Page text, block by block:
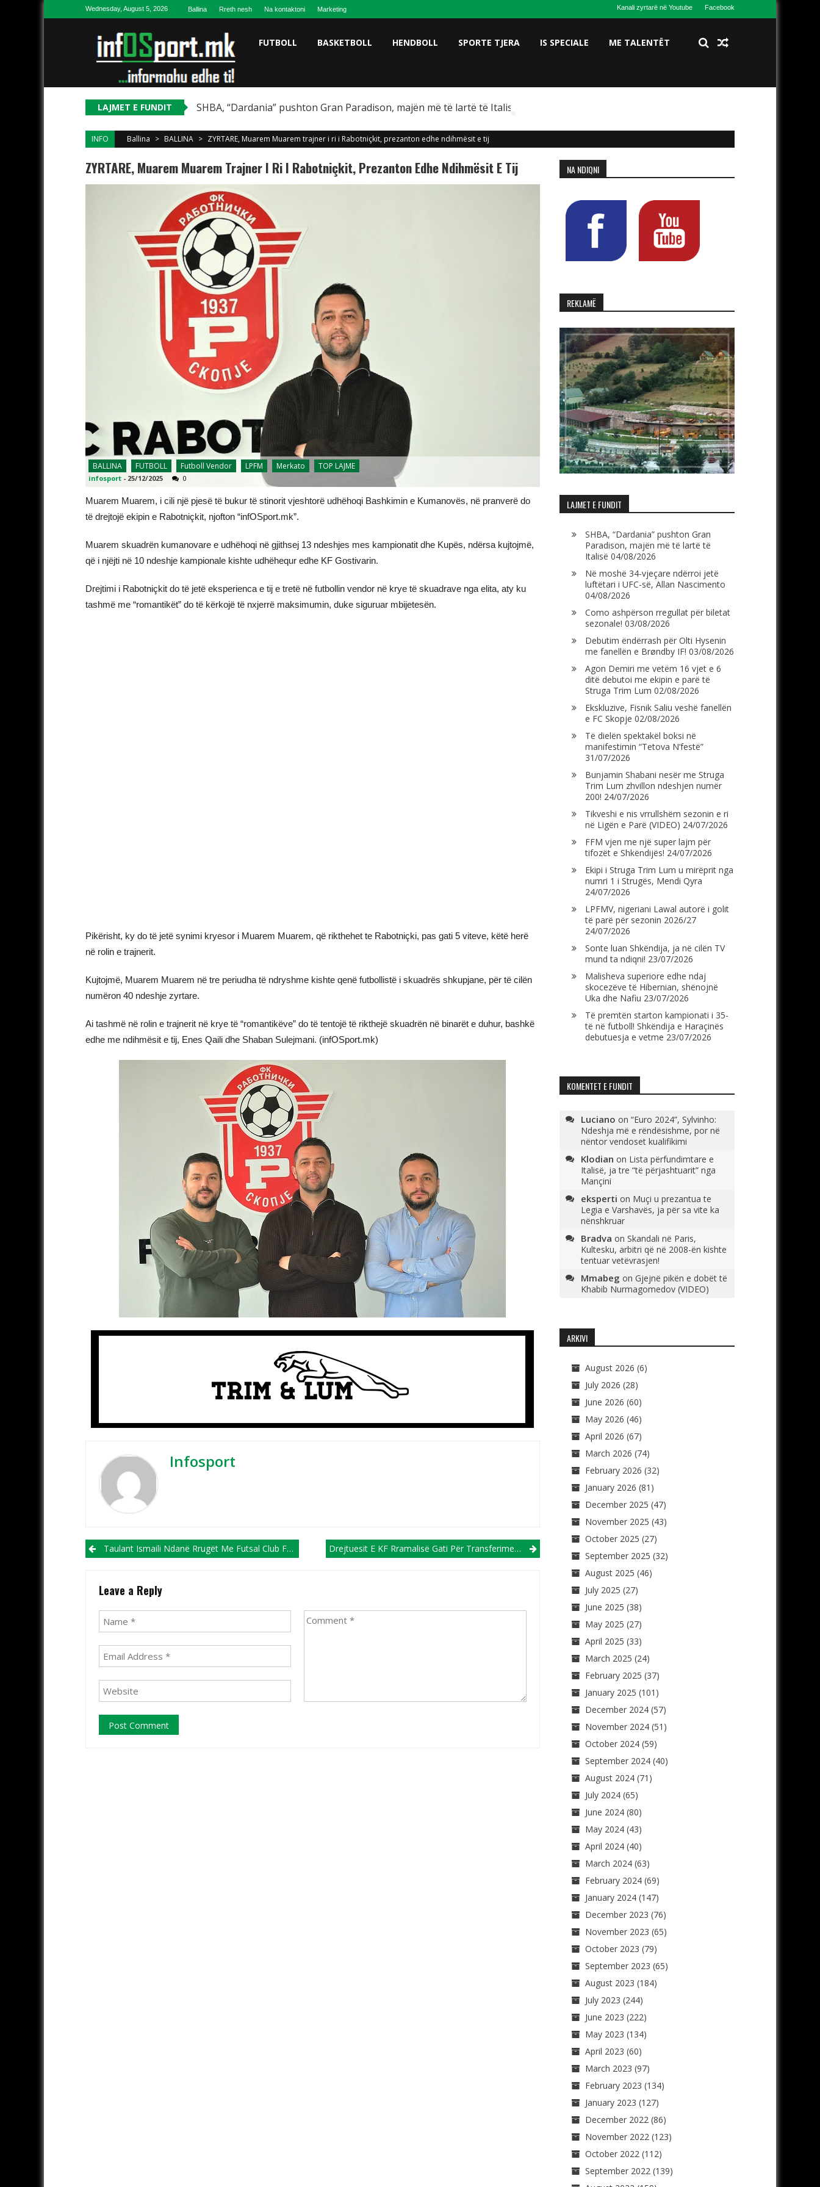
Skip to contentWednesday, August 5, 2026 Ballina Rreth nesh Na kontaktoni Marketing Kanali zyrtarë në Youtube Facebook
FUTBOLL BASKETBOLL HENDBOLL SPORTE TJERA IS SPECIALE ME TALENTËT
LAJMET E FUNDIT SHBA, “Dardania” pushton Gran Paradison, majën më të lartë të Italisë
INFO Ballina > BALLINA > ZYRTARE, Muarem Muarem trajner i ri i Rabotniçkit, prezanton edhe ndihmësit e tij
ZYRTARE, Muarem Muarem Trajner I Ri I Rabotniçkit, Prezanton Edhe Ndihmësit E Tij
BALLINA FUTBOLL Futboll Vendor LPFM Merkato TOP LAJME
infosport - 25/12/2025 0
Muarem Muarem, i cili një pjesë të bukur të stinorit vjeshtorë udhëhoqi Bashkimin e Kumanovës, në pranverë do
të drejtojë ekipin e Rabotniçkit, njofton “infOSport.mk”.
Muarem skuadrën kumanovare e udhëhoqi në gjithsej 13 ndeshjes mes kampionatit dhe Kupës, ndërsa kujtojmë,
që i njëjti në 10 ndeshje kampionale kishte udhëhequr edhe KF Gostivarin.
Drejtimi i Rabotniçkit do të jetë eksperienca e tij e tretë në futbollin vendor në krye të skuadrave nga elita, aty ku
tashmë me “romantikët” do të kërkojë të nxjerrë maksimumin, duke siguruar mbijetesën.
Pikërisht, ky do të jetë synimi kryesor i Muarem Muarem, që rikthehet te Rabotniçki, pas gati 5 viteve, këtë herë
në rolin e trajnerit.
Kujtojmë, Muarem Muarem në tre periudha të ndryshme kishte qenë futbollistë i skuadrës shkupjane, për të cilën
numëron 40 ndeshje zyrtare.
Ai tashmë në rolin e trajnerit në krye të “romantikëve” do të tentojë të rikthejë skuadrën në binarët e duhur, bashkë
edhe me ndihmësit e tij, Enes Qaili dhe Shaban Sulejmani. (infOSport.mk)
Infosport
Post navigation
Taulant Ismaili Ndanë Rrugët Me Futsal Club Forca! Shpresoj Të Jetë Një “Mirupafshim” Dhe Jo Një “Lamtumirë” Drejtuesit E KF Rramalisë Gati Për Transferimet E Reja Bombë Dhe Për Inkuadrim Në Ligën E Tretë
Leave a Reply
NA NDIQNI
REKLAMË
LAJMET E FUNDIT
SHBA, “Dardania” pushton Gran
Paradison, majën më të lartë të
Italisë 04/08/2026
Në moshë 34-vjeçare ndërroi jetë
luftëtari i UFC-së, Allan Nascimento
04/08/2026
Como ashpërson rregullat për biletat
sezonale! 03/08/2026
Debutim ëndërrash për Olti Hysenin
me fanellën e Brøndby IF! 03/08/2026
Agon Demiri me vetëm 16 vjet e 6
ditë debutoi me ekipin e parë të
Struga Trim Lum 02/08/2026
Ekskluzive, Fisnik Saliu veshë fanellën
e FC Skopje 02/08/2026
Të dielën spektakël boksi në
manifestimin “Tetova N’festë”
31/07/2026
Bunjamin Shabani nesër me Struga
Trim Lum zhvillon ndeshjen numër
200! 24/07/2026
Tikveshi e nis vrrullshëm sezonin e ri
në Ligën e Parë (VIDEO) 24/07/2026
FFM vjen me një super lajm për
tifozët e Shkëndijës! 24/07/2026
Ekipi i Struga Trim Lum u mirëprit nga
numri 1 i Strugës, Mendi Qyra
24/07/2026
LPFMV, nigeriani Lawal autorë i golit
të parë për sezonin 2026/27
24/07/2026
Sonte luan Shkëndija, ja në cilën TV
mund ta ndiqni! 23/07/2026
Malisheva superiore edhe ndaj
skocezëve të Hibernian, shënojnë
Uka dhe Nafiu 23/07/2026
Të premtën starton kampionati i 35-
të në futboll! Shkëndija e Haraçinës
debutuesja e vetme 23/07/2026
KOMENTET E FUNDIT
Luciano on “Euro 2024”, Sylvinho:
Ndeshja më e rëndësishme, por në
nëntor vendoset kualifikimi
Klodian on Lista përfundimtare e
Italisë, ja tre “të përjashtuarit” nga
Mançini
eksperti on Muçi u prezantua te
Legia e Varshavës, ja për sa vite ka
nënshkruar
Bradva on Skandali në Paris,
Kultesku, arbitri që në 2008-ën kishte
tentuar vetëvrasjen!
Mmabeg on Gjejnë pikën e dobët të
Khabib Nurmagomedov (VIDEO)
ARKIVI
August 2026 (6)
July 2026 (28)
June 2026 (60)
May 2026 (46)
April 2026 (67)
March 2026 (74)
February 2026 (32)
January 2026 (81)
December 2025 (47)
November 2025 (43)
October 2025 (27)
September 2025 (32)
August 2025 (46)
July 2025 (27)
June 2025 (38)
May 2025 (27)
April 2025 (33)
March 2025 (24)
February 2025 (37)
January 2025 (101)
December 2024(57)
November 2024(51)
October 2024(59)
September 2024(40)
August 2024(71)
July 2024(65)
June 2024(80)
May 2024(43)
April 2024(40)
March 2024(63)
February 2024(69)
January 2024(147)
December 2023 (76)
November 2023 (65)
October 2023 (79)
September 2023 (65)
August 2023 (184)
July 2023 (244)
June 2023 (222)
May 2023 (134)
April 2023 (60)
March 2023 (97)
February 2023 (134)
January 2023 (127)
December 2022(86)
November 2022(123)
October 2022(112)
September 2022(139)